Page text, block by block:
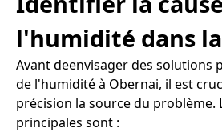
l'humidité dans
Avant deenvisager des solutions
de l'humidité à Obernai, il est
précision la source du problème.
principales sont :